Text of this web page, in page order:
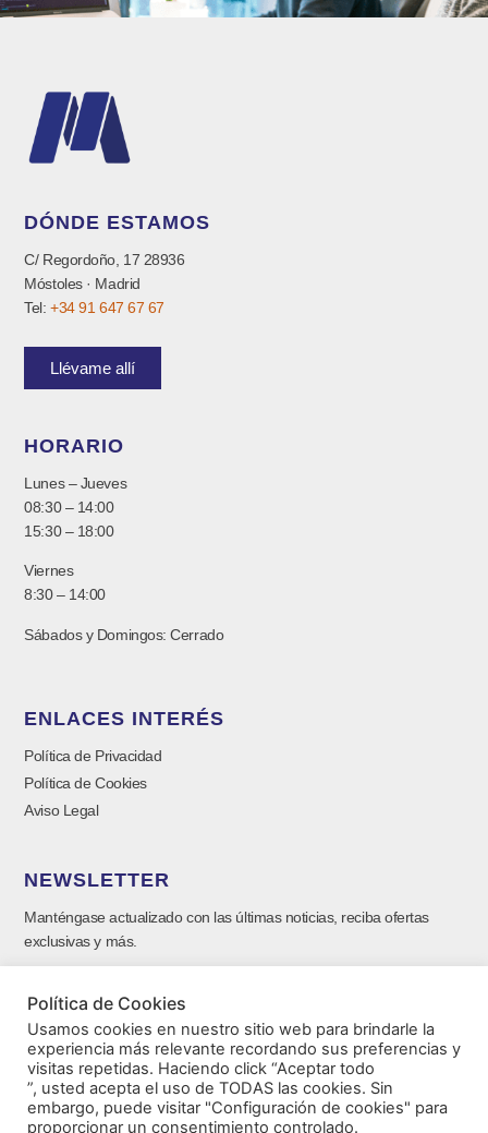
DÓNDE ESTAMOS
C/ Regordoño, 17 28936
Móstoles · Madrid
Tel:+34 91 647 67 67
Llévame allí
HORARIO
Lunes – Jueves
08:30 – 14:00
15:30 – 18:00
Viernes
8:30 – 14:00
Sábados y Domingos: Cerrado
ENLACES INTERÉS
Política de Privacidad
Política de Cookies
Aviso Legal
NEWSLETTER
Manténgase actualizado con las últimas noticias, reciba ofertas
exclusivas y más.
Política de Cookies
Usamos cookies en nuestro sitio web para brindarle la
experiencia más relevante recordando sus preferencias y
visitas repetidas. Haciendo click “Aceptar todo
”, usted acepta el uso de TODAS las cookies. Sin
embargo, puede visitar "Configuración de cookies" para
proporcionar un consentimiento controlado.